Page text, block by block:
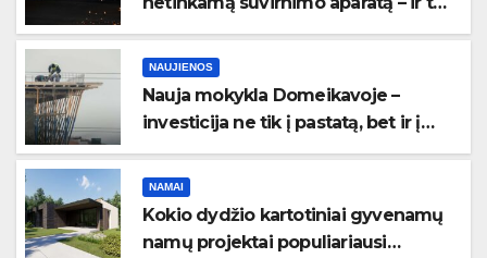
net nesupranta?
NAUJIENOS
Nauja mokykla Domeikavoje –
investicija ne tik į pastatą, bet ir į
bendruomenės ateitį
NAMAI
Kokio dydžio kartotiniai gyvenamų
namų projektai populiariausi